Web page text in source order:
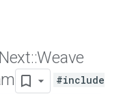
Next::Weave
#include